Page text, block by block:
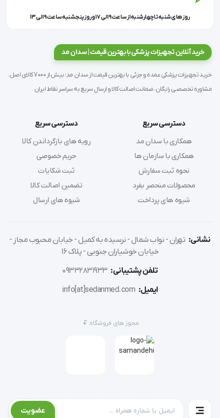
استفاده از دستگیره استیل دیواری 120 درجه نه‌تنها ایمنی
بیشتری را در محیط فراهم می‌کند، بلکه با کاهش فشار روی
مفاصل و زانوها، استقلال و اعتمادبه‌نفس افراد در انجام
کارهای روزمره را بهبود می‌بخشد.
تمامی مکان‌هایی است که نیاز به ایمنی و راحتی بیشتر دارند.
روز های شنبه تا چهارشنبه از ساعت 9 الی 17 و روز پنجشنبه ساعت 9 الی 13
خرید آنلاین تجهیزات پزشکی با بهترین قیمت | سدان مد
خرید تجهیزات پزشکی عمده و جزئی با بهترین قیمت از سدان مد؛ بیش از 7000 کالای اصل،
مشاوره تخصصی رایگان، ضمانت اصالت کالا و ارسال سریع به سراسر نقاط ایران
دسترسی سریع
همکاری با سدان مد
همکاری با سازمان ها
نحوه ثبت سفارش
محصولات منحصر بفرد
شیوه های پرداخت
دسترسی سریع
رویه های بازگرداندن کالا
حریم خصوصی
ثبت شکایات
تضمین اصالت کالا
شیوه های ارسال
نشانی: تهران - نواب شمال - نرسیده به کمیل - خیابان محبوب مجاز -
خیابان خوشیاران جنوبی - پلاک 16
تلفن پشتیبانی: 09332831933
ایمیل: info[at]sedanmed.com
مجوز های فروشگاه
عضویت